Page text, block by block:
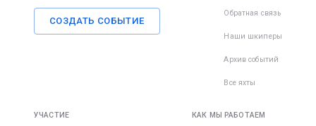
СОЗДАТЬ СОБЫТИЕ
Обратная связь
Наши шкиперы
Архив событий
Все яхты
УЧАСТИЕ КАК МЫ РАБОТАЕМ